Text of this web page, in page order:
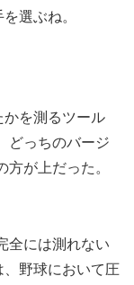
選ぶね。
かを測るツール
どっちのバージ
方が上だった。
全には測れない
、野球において圧